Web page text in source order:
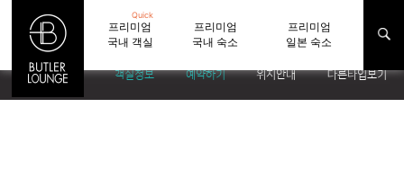
프리미엄
국내 객실
Quick
프리미엄
국내 숙소
프리미엄
일본 숙소
객실정보 예약하기 위치안내 다른타입보기